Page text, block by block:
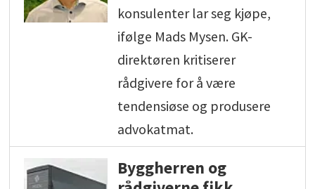
konsulenter lar seg kjøpe,
ifølge Mads Mysen. GK-
direktøren kritiserer
rådgivere for å være
tendensiøse og produsere
advokatmat.
Byggherren og